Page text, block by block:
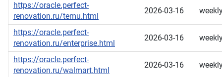
https://oracle.perfect-
renovation.ru/temu.html
2026-03-16
https://oracle.perfect-
renovation.ru/enterprise.html
2026-03-16
https://oracle.perfect-
renovation.ru/walmart.html
2026-03-16